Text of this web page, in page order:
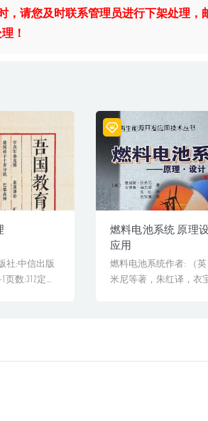
，请您及时联系管理员进行下架处理，
！
社:中信出版
页数:312定
燃料电池系统 原理
应用
燃料电池系统作者: （英
米尼等著，朱红译，衣